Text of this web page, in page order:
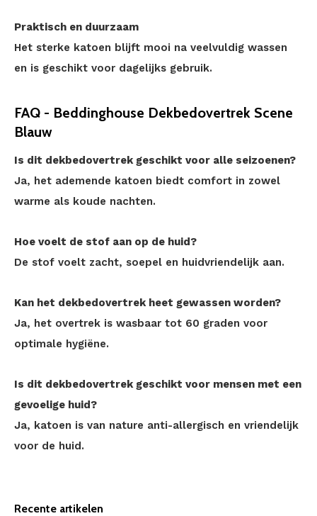
Praktisch en duurzaam
Het sterke katoen blijft mooi na veelvuldig wassen
en is geschikt voor dagelijks gebruik.
FAQ - Beddinghouse Dekbedovertrek Scene
Blauw
Is dit dekbedovertrek geschikt voor alle seizoenen?
Ja, het ademende katoen biedt comfort in zowel
warme als koude nachten.
Hoe voelt de stof aan op de huid?
De stof voelt zacht, soepel en huidvriendelijk aan.
Kan het dekbedovertrek heet gewassen worden?
Ja, het overtrek is wasbaar tot 60 graden voor
optimale hygiëne.
Is dit dekbedovertrek geschikt voor mensen met een
gevoelige huid?
Ja, katoen is van nature anti-allergisch en vriendelijk
voor de huid.
Recente artikelen